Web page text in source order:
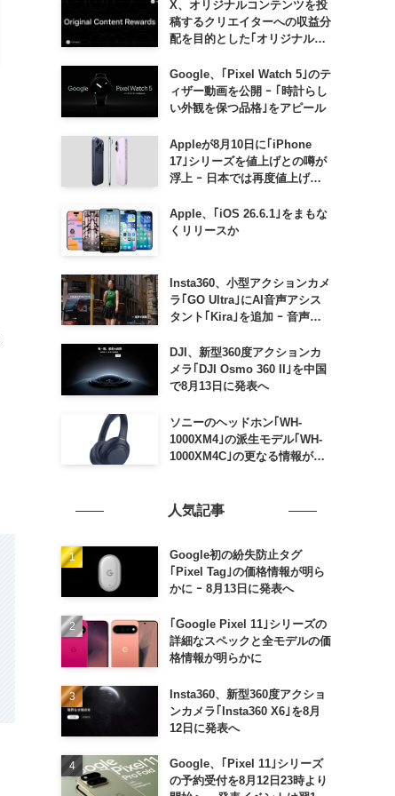
X、オリジナルコンテンツを投
稿するクリエイターへの収益分
配を目的とした｢オリジナルコ
入へ ｰ 従来の｢収益分配｣は廃
止
Google、｢Pixel Watch 5｣のテ
ィザー動画を公開 ｰ ｢時計らし
い外観を保つ品格｣をアピール
Appleが8月10日に｢iPhone
17｣シリーズを値上げとの噂が
浮上 ｰ 日本では再度値上げの
Apple、｢iOS 26.6.1｣をまもな
くリリースか
Insta360、小型アクションカメ
ラ｢GO Ultra｣にAI音声アシス
タント｢Kira｣を追加 ｰ 音声で
などが利用可能に
DJI、新型360度アクションカ
メラ｢DJI Osmo 360 II｣を中国
で8月13日に発表へ
ソニーのヘッドホン｢WH-
1000XM4｣の派生モデル｢WH-
1000XM4C｣の更なる情報が明
人気記事
Google初の紛失防止タグ
｢Pixel Tag｣の価格情報が明ら
かに ｰ 8月13日に発表へ
｢Google Pixel 11｣シリーズの
詳細なスペックと全モデルの価
格情報が明らかに
Insta360、新型360度アクショ
ンカメラ｢Insta360 X6｣を8月
12日に発表へ
Google、｢Pixel 11｣シリーズ
の予約受付を8月12日23時より